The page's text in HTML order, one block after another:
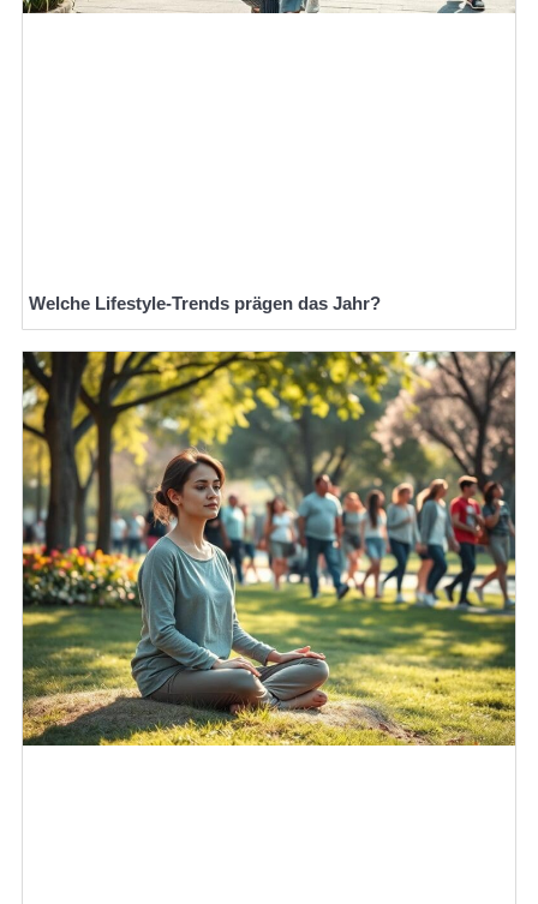
Welche Lifestyle-Trends prägen das Jahr?